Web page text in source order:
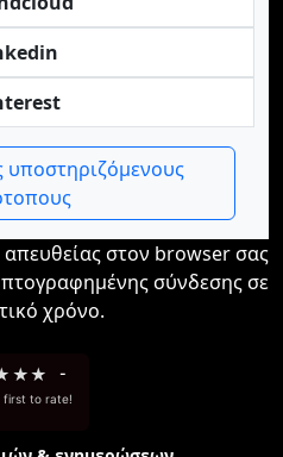
υποστηριζόμενους
στον browser σας
σύνδεσης σε
χρόνο.
★★ -
first to rate!